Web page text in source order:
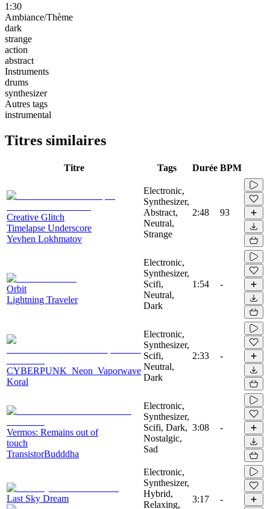
1:30
Ambiance/Thème
dark
strange
action
abstract
Instruments
drums
synthesizer
Autres tags
instrumental
Titres similaires
Titre Tags Durée BPM
Creative Glitch
Timelapse Underscore
Yevhen Lokhmatov
Electronic,
Synthesizer,
Abstract,
Neutral,
Strange
2:48 93
Orbit
Lightning Traveler
Electronic,
Synthesizer,
Scifi,
Neutral,
Dark
1:54 -
CYBERPUNK_Neon_Vaporwave
Koral
Electronic,
Synthesizer,
Scifi,
Neutral,
Dark
2:33 -
Vermos: Remains out of
touch
TransistorBudddha
Electronic,
Synthesizer,
Scifi, Dark,
Nostalgic,
Sad
3:08 -
Last Sky Dream
Electronic,
Synthesizer,
Hybrid,
Relaxing,
3:17 -